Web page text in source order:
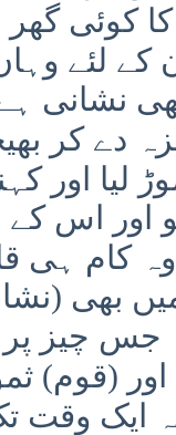
کے لئے
نشانی
اور
نے اس کو
وہ کام ہی
میں بھی
ہوا چلائی
کئے بغیر نہ چھوڑتی